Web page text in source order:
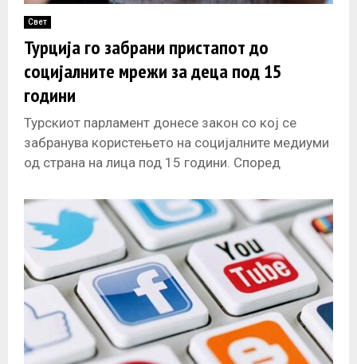
Свет
Турција го забрани пристапот до
социјалните мрежи за деца под 15
години
Турскиот парламент донесе закон со кој се
забранува користењето на социјалните медиуми
од страна на лица под 15 години. Според